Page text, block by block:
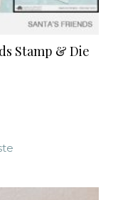
Stamp & Die